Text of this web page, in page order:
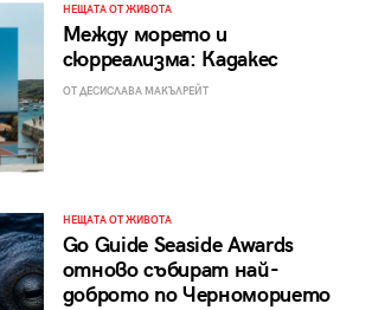
НЕЩАТА ОТ ЖИВОТА
Между морето и
сюрреализма: Кадакес
ОТ ДЕСИСЛАВА МАКЪЛРЕЙТ
НЕЩАТА ОТ ЖИВОТА
Go Guide Seaside Awards
отново събират най-
доброто по Черноморието